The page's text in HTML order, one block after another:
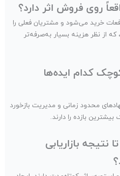
خرید می‌شود و مشتریان فعلی را
که از نظر هزینه بسیار به‌صرفه‌تر
کدام ایده‌ها
محدود زمانی و مدیریت بازخورد
بازده را دارند.
بازاریابی